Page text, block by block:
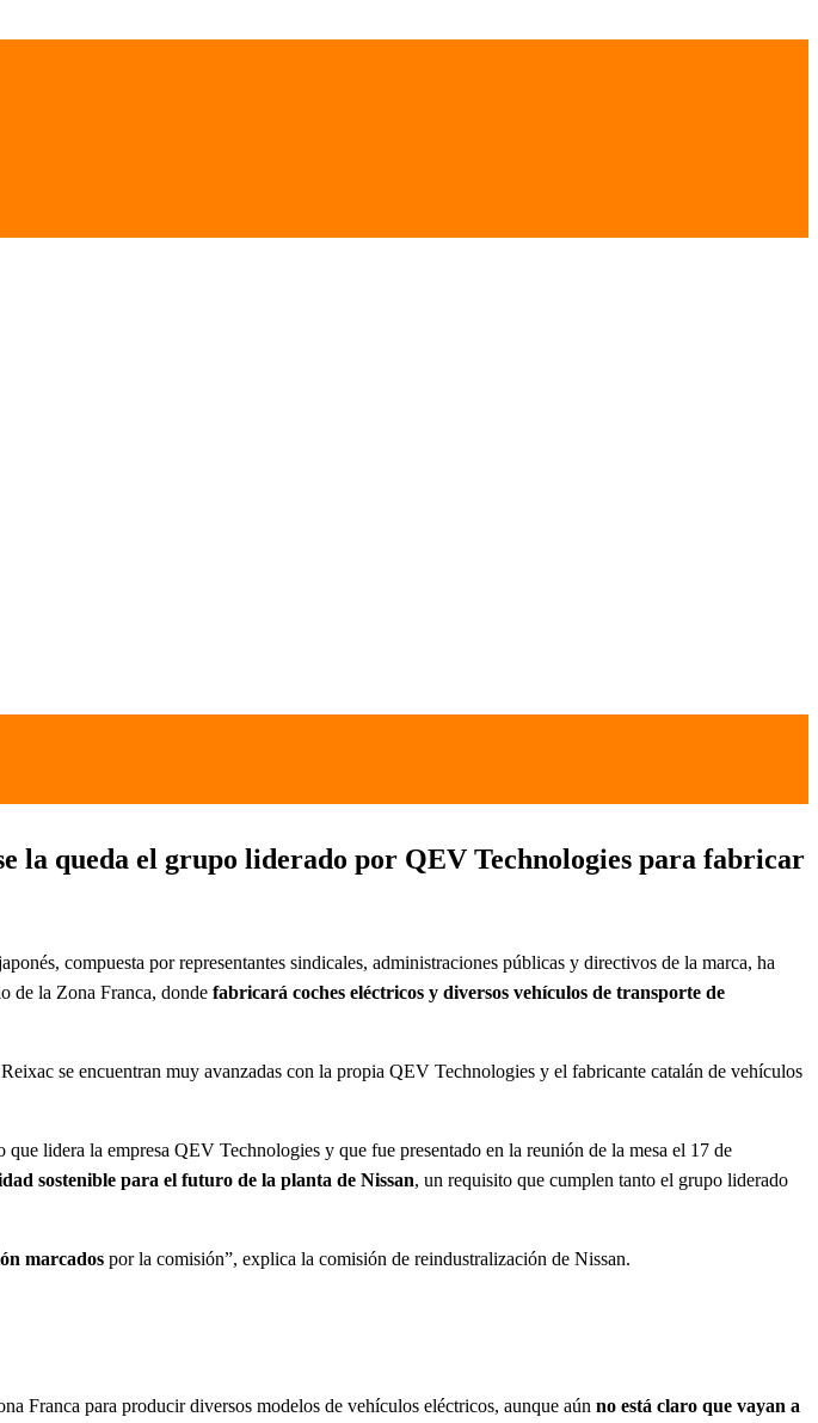
la queda el grupo liderado por QEV Technologies para fabricar
compuesta por representantes sindicales, administraciones públicas y directivos de la marca, ha
de la Zona Franca, donde fabricará coches eléctricos y diversos vehículos de transporte de
se encuentran muy avanzadas con la propia QEV Technologies y el fabricante catalán de vehículos
lidera la empresa QEV Technologies y que fue presentado en la reunión de la mesa el 17 de
sostenible para el futuro de la planta de Nissan, un requisito que cumplen tanto el grupo liderado
marcados por la comisión”, explica la comisión de reindustralización de Nissan.
Franca para producir diversos modelos de vehículos eléctricos, aunque aún no está claro que vayan a